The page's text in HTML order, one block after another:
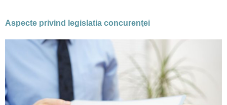
Aspecte privind legislatia concurenţei